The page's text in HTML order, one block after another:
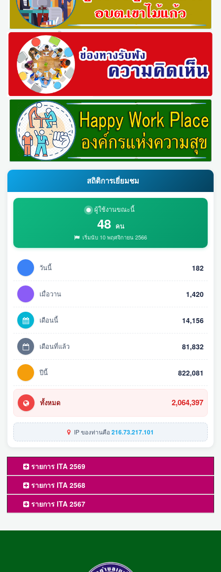
สถิติการเยี่ยมชม
ผู้ใช้งานขณะนี้
48 คน
เริ่มนับ 10 พฤศจิกายน 2566
วันนี้ 182
เมื่อวาน 1,420
เดือนนี้ 14,156
เดือนที่แล้ว 81,832
ปีนี้ 822,081
ทั้งหมด 2,064,397
IP ของท่านคือ216.73.217.101
รายการ ITA 2569
รายการ ITA 2568
รายการ ITA 2567